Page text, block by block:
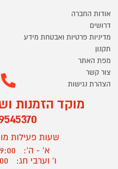
אודות החברה
דרושים
מדיניות פרטיות ואבטחת מידע
תקנון
מפת האתר
צור קשר
הצהרת נגישות
מוקד הזמנות
שעות פעילות
א' - ה':
- 18:00
ו' וערבי חג: